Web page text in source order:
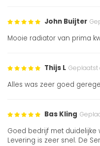
John Buijter
Mooie radiator van prima
Thijs L Geplaatst
Alles was zeer goed
Bas Kling
Goed bedrijf met
Levering is zeer snel. De